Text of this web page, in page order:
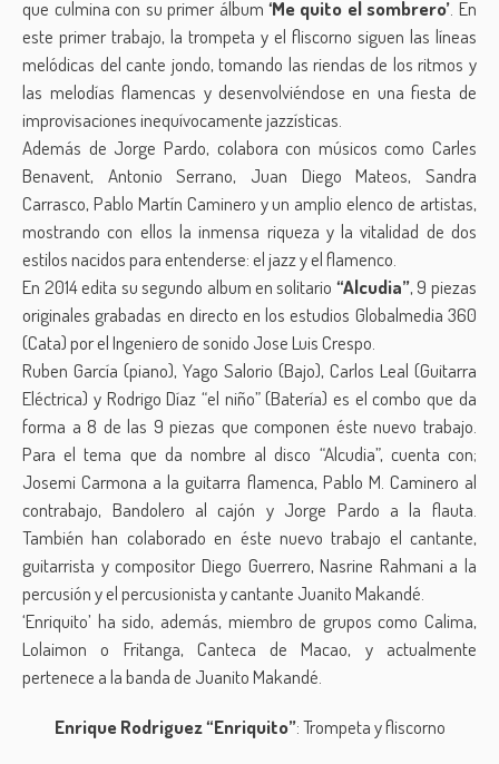
que culmina con su primer álbum ‘Me quito el sombrero’ . En
este primer trabajo, la trompeta y el fliscorno siguen las líneas
melódicas del cante jondo, tomando las riendas de los ritmos y
las melodías flamencas y desenvolviéndose en una fiesta de
improvisaciones inequívocamente jazzísticas.
Además de Jorge Pardo, colabora con músicos como Carles
Benavent, Antonio Serrano, Juan Diego Mateos, Sandra
Carrasco, Pablo Martín Caminero y un amplio elenco de artistas,
mostrando con ellos la inmensa riqueza y la vitalidad de dos
estilos nacidos para entenderse: el jazz y el flamenco.
En 2014 edita su segundo album en solitario “Alcudia”, 9 piezas
originales grabadas en directo en los estudios Globalmedia 360
(Cata) por el Ingeniero de sonido Jose Luis Crespo.
Ruben García (piano), Yago Salorio (Bajo), Carlos Leal (Guitarra
Eléctrica) y Rodrigo Díaz “el niño” (Batería) es el combo que da
forma a 8 de las 9 piezas que componen éste nuevo trabajo.
Para el tema que da nombre al disco “Alcudia”, cuenta con;
Josemi Carmona a la guitarra flamenca, Pablo M. Caminero al
contrabajo, Bandolero al cajón y Jorge Pardo a la flauta.
También han colaborado en éste nuevo trabajo el cantante,
guitarrista y compositor Diego Guerrero, Nasrine Rahmani a la
percusión y el percusionista y cantante Juanito Makandé.
‘Enriquito’ ha sido, además, miembro de grupos como Calima,
Lolaimon o Fritanga, Canteca de Macao, y actualmente
pertenece a la banda de Juanito Makandé.
Enrique Rodriguez “Enriquito”: Trompeta y fliscorno